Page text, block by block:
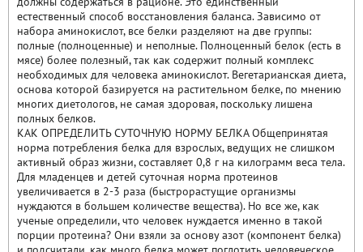
естественный способ восстановления баланса. Зависимо от
набора аминокислот, все белки разделяют на две группы:
полные (полноценные) и неполные. Полноценный белок (есть в
мясе) более полезный, так как содержит полный комплекс
необходимых для человека аминокислот. Вегетарианская диета,
основа которой базируется на растительном белке, по мнению
многих диетологов, не самая здоровая, поскольку лишена
полных белков.
КАК ОПРЕДЕЛИТЬ СУТОЧНУЮ НОРМУ БЕЛКА Общепринятая
норма потребления белка для взрослых, ведущих не слишком
активный образ жизни, составляет 0,8 г на килограмм веса тела.
Для младенцев и детей суточная норма протеинов
увеличивается в 2-3 раза (быстрорастущие организмы
нуждаются в большем количестве вещества). Но все же, как
ученые определили, что человек нуждается именно в такой
порции протеина? Они взяли за основу азот (компонент белка)